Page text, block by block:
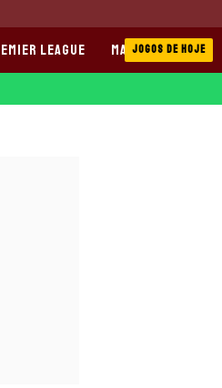
LEAGUE MANCHESTER CITY
JOGOS DE HOJE